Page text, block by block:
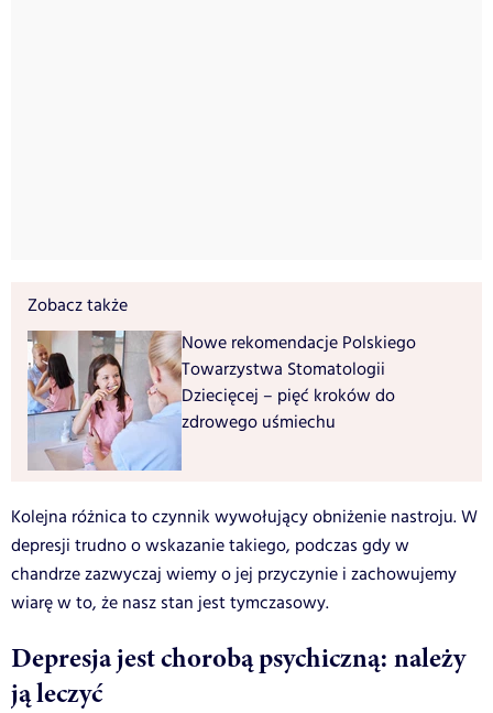
Zobacz także
Nowe rekomendacje Polskiego
Towarzystwa Stomatologii
Dziecięcej – pięć kroków do
zdrowego uśmiechu
Kolejna różnica to czynnik wywołujący obniżenie nastroju. W
depresji trudno o wskazanie takiego, podczas gdy w
chandrze zazwyczaj wiemy o jej przyczynie i zachowujemy
wiarę w to, że nasz stan jest tymczasowy.
Depresja jest chorobą psychiczną: należy
ją leczyć